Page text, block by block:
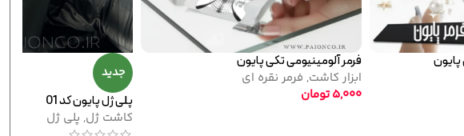
ژل نرمال پایون کد 138
لاک ژل نرمال پایون کد 144